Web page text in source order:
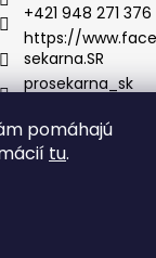
pomáhajú
tu.
+421 948 271 376
https://
sekarna.SR
prosekarna_sk